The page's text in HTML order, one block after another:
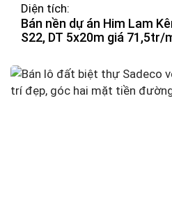
Diện tích:
Bán nền dự án Him Lam
S22, DT 5x20m giá 71,5tr/